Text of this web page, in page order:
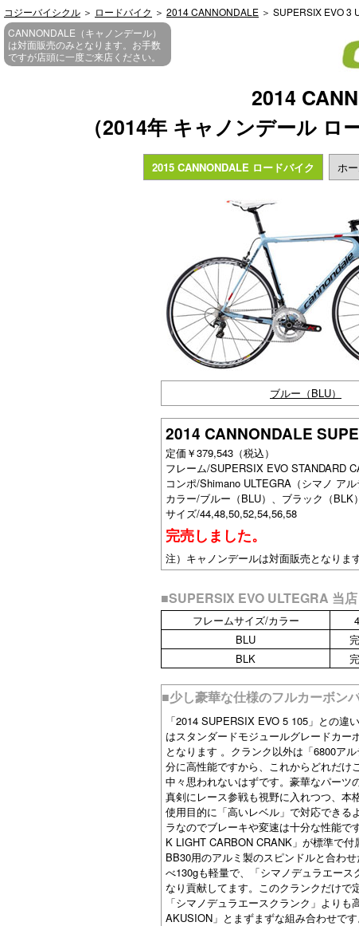
コジーバイシクル ＞ ロードバイク ＞ 2014 CANNONDALE ＞ SUPERSIX EVO 3
2014
（2014年 キャノンデール
CANNONDALE（キャノンデール）
は対面販売のみとなります。お手数
ですが店頭に一度ご来店ください。
2015 CANNONDALE ロードバイク ホ
ブルー（BLU）
2014 CANNONDALE
定価￥379,543（税込）
フレーム/SUPERSIX EVO STANDARD
コンポ/Shimano ULTEGRA（シマノ ア
カラー/ブルー（BLU）、ブラック（BLK）
サイズ/44,48,50,52,54,56,58
完売しました。
注）キャノンデールは対面販売となりま
■SUPERSIX EVO ULTEGRA 当
フレームサイズ/カラー
BLU
BLK
■少し豪華な仕様のフルカーボン
「2014 SUPERSIX EVO 5 105」との違
はスタンダードモジュールグレードカ
となります 。クランク以外は「6800ア
分に高性能ですから、これからどれだけ
中々思われないはずです。豪華なパーツ
真剣にレース参戦も視野に入れつつ、本
使用目的に「高いレベル」で対応できる
ラなのでブレーキや変速は十分な性能
K LIGHT CARBON CRANK」が標準で付
BB30用のアルミ製のスピンドルと合わ
べ130gも軽量で、「シマノデュラエー
なり貢献してます。このクランクだけで
「シマノデュラエースクランク」より
AKUSION」とまずまずな組み合わせで